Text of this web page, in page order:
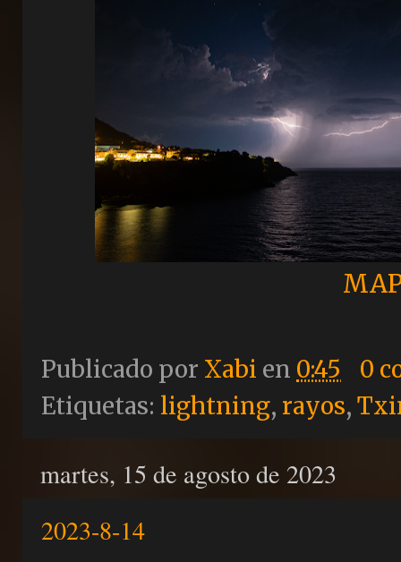
Publicado por Xabi en 0:45
0
Etiquetas: lightning, rayos,
martes, 15 de agosto de 2023
2023-8-14